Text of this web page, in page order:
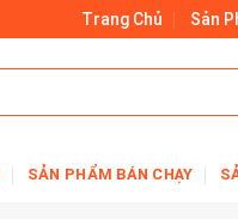
Trang Chủ Sản
SẢN PHẨM BÁN CHẠY